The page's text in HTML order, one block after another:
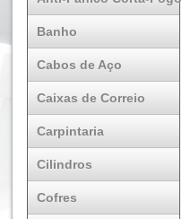
Banho
Cabos de Aço
Caixas de Correio
Carpintaria
Cilindros
Cofres